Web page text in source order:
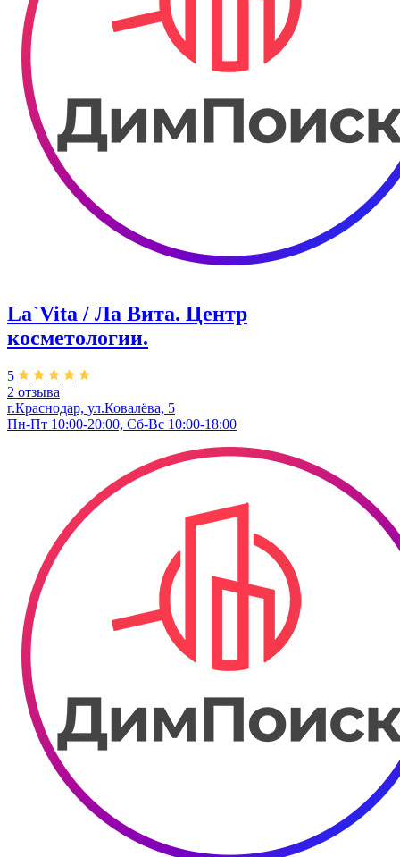
La`Vita / Ла Вита. Центр
косметологии.
5
2 отзыва
г.Краснодар, ул.Ковалёва, 5
Пн-Пт 10:00-20:00, Сб-Вс 10:00-18:00